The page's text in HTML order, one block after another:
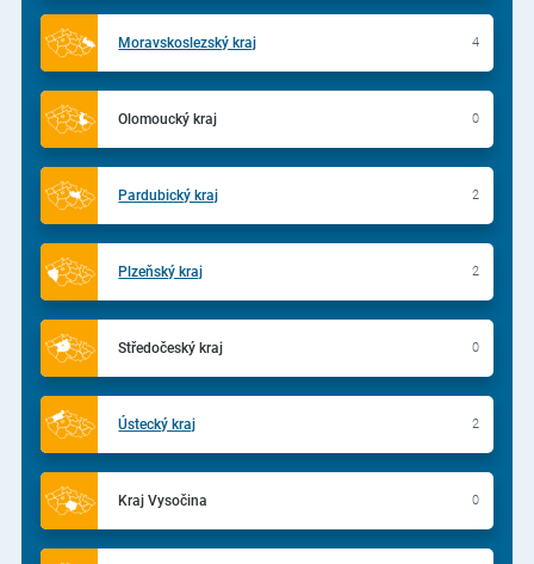
Moravskoslezský kraj 4
Olomoucký kraj 0
Pardubický kraj 2
Plzeňský kraj 2
Středočeský kraj 0
Ústecký kraj 2
Kraj Vysočina 0